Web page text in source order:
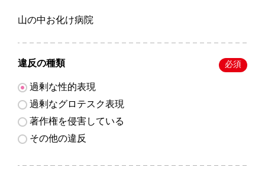
山の中お化け病院
違反の種類 必須
過剰な性的表現
過剰なグロテスク表現
著作権を侵害している
その他の違反